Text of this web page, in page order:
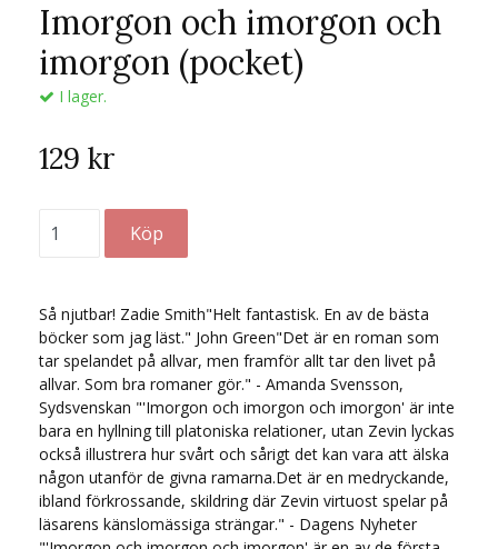
Imorgon och imorgon och
imorgon (pocket)
I lager.
129 kr
Så njutbar! Zadie Smith"Helt fantastisk. En av de bästa
böcker som jag läst." John Green"Det är en roman som
tar spelandet på allvar, men framför allt tar den livet på
allvar. Som bra romaner gör." - Amanda Svensson,
Sydsvenskan "'Imorgon och imorgon och imorgon' är inte
bara en hyllning till platoniska relationer, utan Zevin lyckas
också illustrera hur svårt och sårigt det kan vara att älska
någon utanför de givna ramarna.Det är en medryckande,
ibland förkrossande, skildring där Zevin virtuost spelar på
läsarens känslomässiga strängar." - Dagens Nyheter